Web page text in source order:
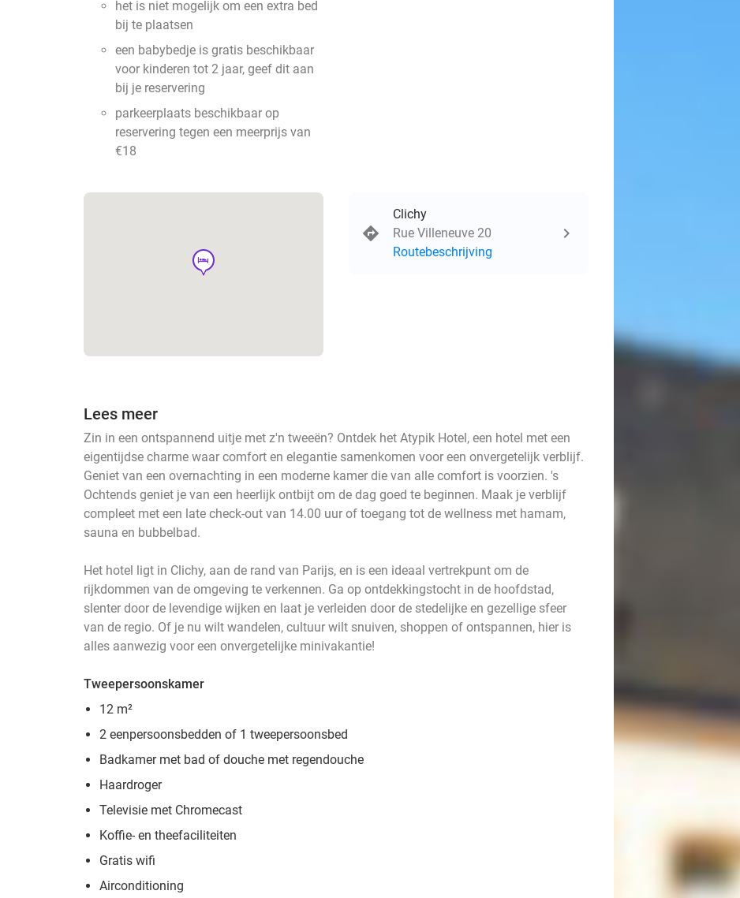
het is niet mogelijk om een extra bed
bij te plaatsen
een babybedje is gratis beschikbaar
voor kinderen tot 2 jaar, geef dit aan
bij je reservering
parkeerplaats beschikbaar op
reservering tegen een meerprijs van
€18
hotel
Clichy
Rue Villeneuve 20
Routebeschrijving
Lees meer
Zin in een ontspannend uitje met z'n tweeën? Ontdek het Atypik Hotel, een hotel met een
eigentijdse charme waar comfort en elegantie samenkomen voor een onvergetelijk verblijf.
Geniet van een overnachting in een moderne kamer die van alle comfort is voorzien. 's
Ochtends geniet je van een heerlijk ontbijt om de dag goed te beginnen. Maak je verblijf
compleet met een late check-out van 14.00 uur of toegang tot de wellness met hamam,
sauna en bubbelbad.
Het hotel ligt in Clichy, aan de rand van Parijs, en is een ideaal vertrekpunt om de
rijkdommen van de omgeving te verkennen. Ga op ontdekkingstocht in de hoofdstad,
slenter door de levendige wijken en laat je verleiden door de stedelijke en gezellige sfeer
van de regio. Of je nu wilt wandelen, cultuur wilt snuiven, shoppen of ontspannen, hier is
alles aanwezig voor een onvergetelijke minivakantie!
Tweepersoonskamer
12 m²
2 eenpersoonsbedden of 1 tweepersoonsbed
Badkamer met bad of douche met regendouche
Haardroger
Televisie met Chromecast
Koffie- en theefaciliteiten
Gratis wifi
Airconditioning